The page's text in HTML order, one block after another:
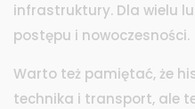
infrastruktury. Dla wielu
postępu i nowoczesności.
Warto też pamiętać, że
technika i transport, ale